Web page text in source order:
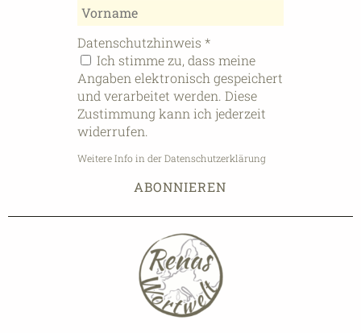
Datenschutzhinweis *
Ich stimme zu, dass meine
Angaben elektronisch gespeichert
und verarbeitet werden. Diese
Zustimmung kann ich jederzeit
widerrufen.
Weitere Info in der Datenschutzerklärung